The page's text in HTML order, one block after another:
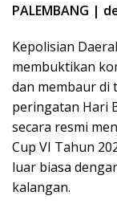
PALEMBANG |
Kepolisian
membuktikan
dan membaur di
peringatan Hari
secara resmi
Cup VI Tahun
luar biasa
kalangan.